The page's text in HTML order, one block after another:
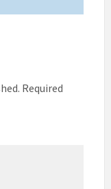
Required